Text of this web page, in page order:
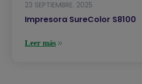
23 SEPTIEMBRE. 2025
Impresora SureColor S8100
Leer más